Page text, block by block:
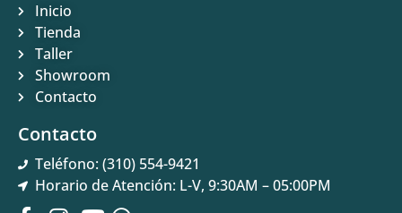
Inicio
Tienda
Taller
Showroom
Contacto
Contacto
Teléfono: (310) 554-9421
Horario de Atención: L-V, 9:30AM – 05:00PM